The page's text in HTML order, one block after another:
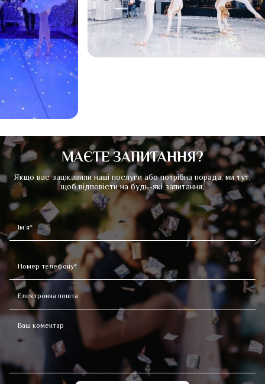
МАЄТЕ ЗАПИТАННЯ?
Якщо вас зацікавили наші послуги або потрібна порада, ми тут,
щоб відповісти на будь-які запитання.